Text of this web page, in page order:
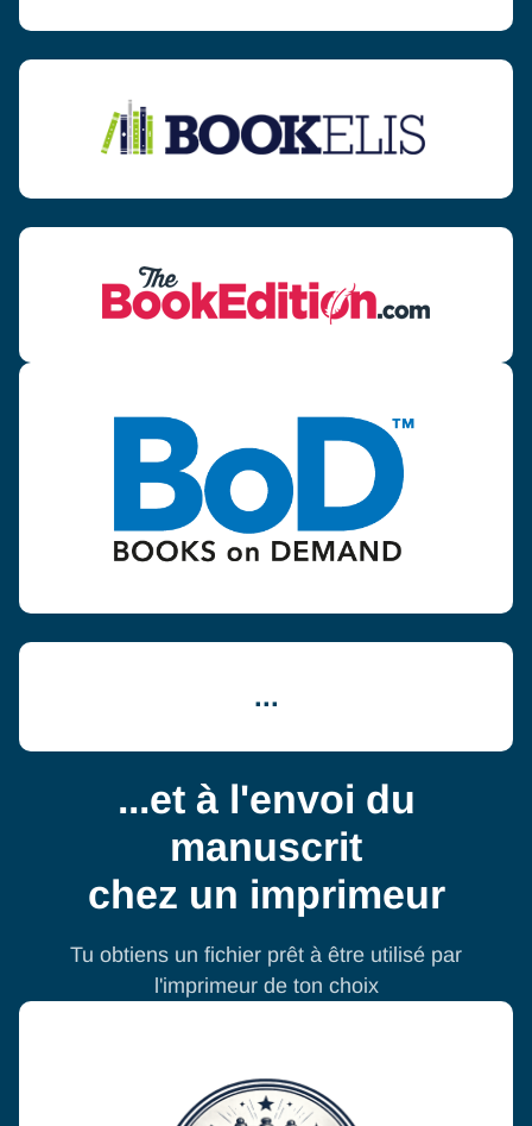
...
...et à l'envoi du
manuscrit
chez un imprimeur
Tu obtiens un fichier prêt à être utilisé par
l'imprimeur de ton choix